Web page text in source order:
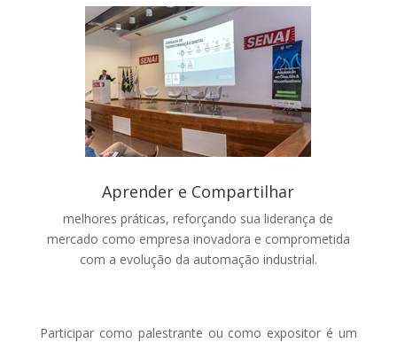
Aprender e Compartilhar
melhores práticas, reforçando sua liderança de
mercado como empresa inovadora e comprometida
com a evolução da automação industrial.
Participar como palestrante ou como expositor é um